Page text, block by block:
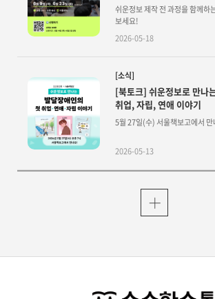
쉬운정보 제작 전 과정을 함께하
보세요!
2026-05-18
[소식]
[북토크] 쉬운정보로 만나
취업, 자립, 연애 이야기
5월 27일(수) 서울책보고에서
2026-05-13